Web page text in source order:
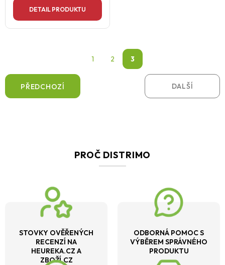
DETAIL PRODUKTU
PŘEDCHOZÍ
1 2 3
DALŠÍ
PROČ DISTRIMO
STOVKY OVĚŘENÝCH
RECENZÍ NA
HEUREKA.CZ A
ZBOŽÍ.CZ
ODBORNÁ POMOC S
VÝBĚREM SPRÁVNÉHO
PRODUKTU